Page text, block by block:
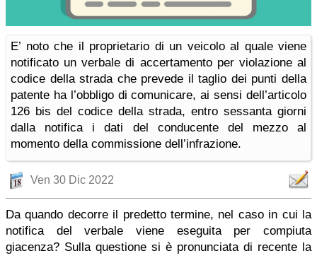
E’ noto che il proprietario di un veicolo al quale viene
notificato un verbale di accertamento per violazione al
codice della strada che prevede il taglio dei punti della
patente ha l’obbligo di comunicare, ai sensi dell’articolo
126 bis del codice della strada, entro sessanta giorni
dalla notifica i dati del conducente del mezzo al
momento della commissione dell’infrazione.
Ven 30 Dic 2022
Da quando decorre il predetto termine, nel caso in cui la
notifica del verbale viene eseguita per compiuta
giacenza? Sulla questione si è pronunciata di recente la